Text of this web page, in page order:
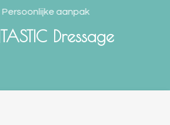
Dressage
Persoonlijke aanpak